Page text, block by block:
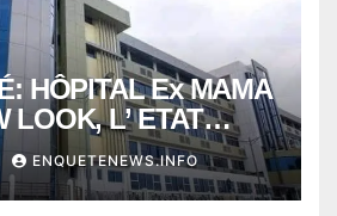
HÔPITAL Ex MAMA
LOOK, L’ ETAT
ENQUETENEWS.INFO